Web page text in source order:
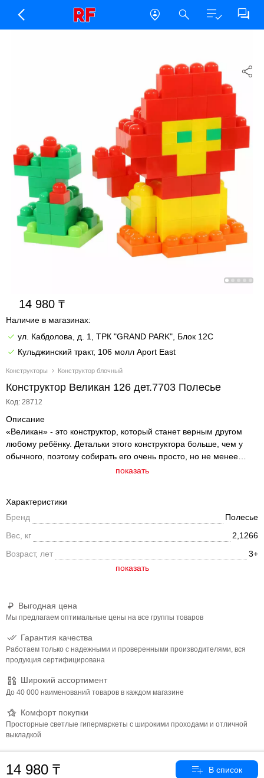
Конструкторы Конструктор блочный
Конструктор Великан 126 дет.7703 Полесье
Код: 28712
14 980
Наличие в магазинах:
ул. Кабдолова, д. 1, ТРК "GRAND PARK", Блок 12C
Кульджинский тракт, 106 молл Aport East
Описание
«Великан» - это конструктор, который станет верным другом
любому ребёнку. Детальки этого конструктора больше, чем у
обычного, поэтому собирать его очень просто, но не менее
интересно. Округлость элементов позволяет избежать любых
фантазию, конструируя абсолютно разные фигуры, предметы и
здания. Детали конструктора имеют яркое оформление,
благодаря которому ребёнок познаёт цвет.Конструкторы серии
Великан выполнены из высококачественного материала и
полностью безопасны для детей.
показать
Выгодная цена
Мы предлагаем оптимальные цены на все группы товаров
Гарантия качества
Работаем только с надежными и проверенными производителями, вся
продукция сертифицирована
Широкий ассортимент
До 40 000 наименований товаров в каждом магазине
Комфорт покупки
Просторные светлые гипермаркеты с широкими проходами и отличной
выкладкой
Характеристики
Бренд
Полесье
Вес, кг
2,1266
Возраст, лет
3+
14 980